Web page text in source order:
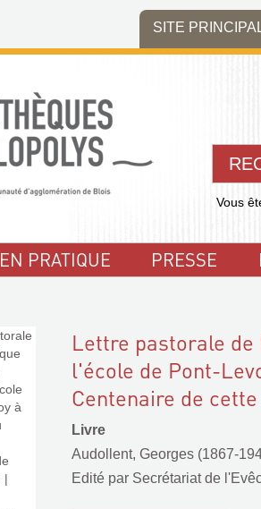
SITE
Vous
EN PRATIQUE PRESSE
Lettre pastorale de
l'école de Pont-
Centenaire de
Livre
Audollent, Georges (1867-
Edité par Secrétariat de